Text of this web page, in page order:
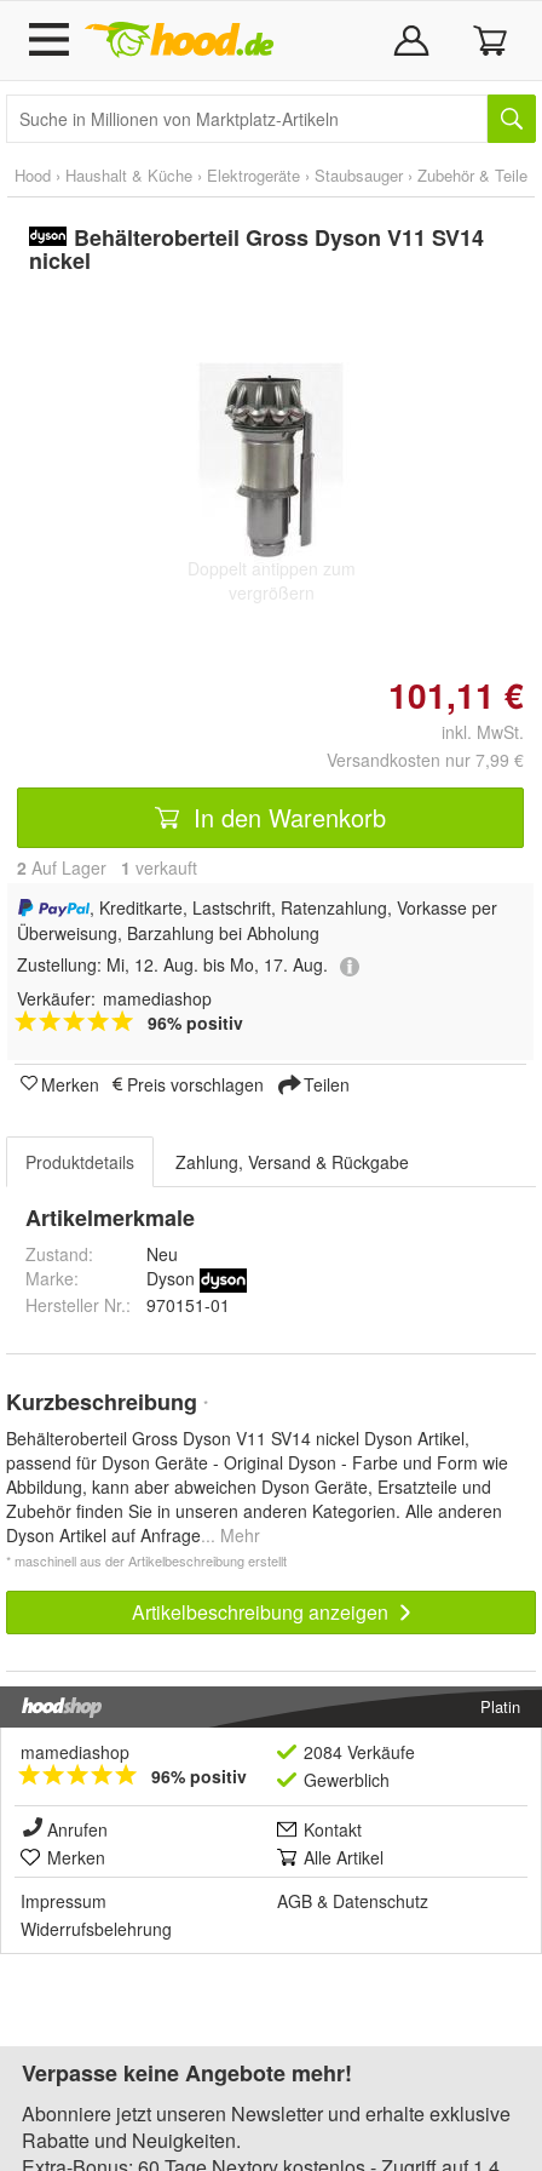
Hood › Haushalt & Küche › Elektrogeräte › Staubsauger › Zubehör & Teile
Behälteroberteil Gross Dyson V11 SV14
nickel
Doppelt antippen zum
vergrößern
101,11 €
inkl. MwSt.
Versandkosten nur 7,99 €
In den Warenkorb
2 Auf Lager 1 verkauft
, Kreditkarte, Lastschrift, Ratenzahlung, Vorkasse per
Überweisung, Barzahlung bei Abholung
Zustellung: Mi, 12. Aug. bis Mo, 17. Aug.
Verkäufer: mamediashop
96% positiv
Merken Preis vorschlagen Teilen
Produktdetails Zahlung, Versand & Rückgabe
Artikelmerkmale
Zustand:
Neu
Marke:
Dyson
Hersteller Nr.:
970151-01
Kurzbeschreibung *
Behälteroberteil Gross Dyson V11 SV14 nickel Dyson Artikel,
passend für Dyson Geräte - Original Dyson - Farbe und Form wie
Abbildung, kann aber abweichen Dyson Geräte, Ersatzteile und
Zubehör finden Sie in unseren anderen Kategorien. Alle anderen
Dyson Artikel auf Anfrage... Mehr
* maschinell aus der Artikelbeschreibung erstellt
Artikelbeschreibung anzeigen
Platin
mamediashop
96% positiv
2084 Verkäufe
Gewerblich
Anrufen
Kontakt
Merken
Alle Artikel
Impressum
AGB & Datenschutz
Widerrufsbelehrung
Verpasse keine Angebote mehr!
Abonniere jetzt unseren Newsletter und erhalte exklusive
Rabatte und Neuigkeiten.